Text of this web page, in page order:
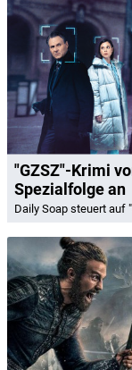
"GZSZ"-Krimi
Spezialfolge an
Daily Soap steuert auf